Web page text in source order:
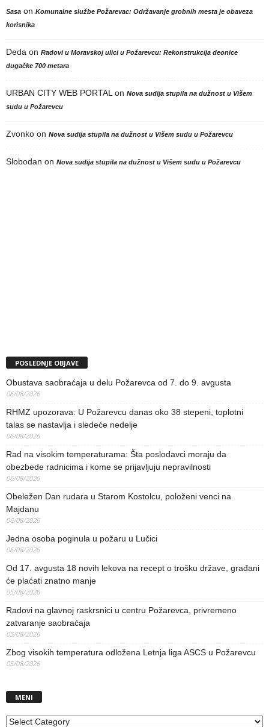
Sasa on Komunalne službe Požarevac: Održavanje grobnih mesta je obaveza
korisnika
Deda on Radovi u Moravskoj ulici u Požarevcu: Rekonstrukcija deonice
dugačke 700 metara
URBAN CITY WEB PORTALon Nova sudija stupila na dužnost u Višem
sudu u Požarevcu
Zvonko on Nova sudija stupila na dužnost u Višem sudu u Požarevcu
Slobodan on Nova sudija stupila na dužnost u Višem sudu u Požarevcu
POSLEDNJE OBJAVE
Obustava saobraćaja u delu Požarevca od 7. do 9. avgusta
06/08/2026
RHMZ upozorava: U Požarevcu danas oko 38 stepeni, toplotni
talas se nastavlja i sledeće nedelje
06/08/2026
Rad na visokim temperaturama: Šta poslodavci moraju da
obezbede radnicima i kome se prijavljuju nepravilnosti
06/08/2026
Obeležen Dan rudara u Starom Kostolcu, položeni venci na
Majdanu
06/08/2026
Jedna osoba poginula u požaru u Lučici
06/08/2026
Od 17. avgusta 18 novih lekova na recept o trošku države, građani
će plaćati znatno manje
05/08/2026
Radovi na glavnoj raskrsnici u centru Požarevca, privremeno
zatvaranje saobraćaja
05/08/2026
Zbog visokih temperatura odložena Letnja liga ASCS u Požarevcu
05/08/2026
MENI
MENI